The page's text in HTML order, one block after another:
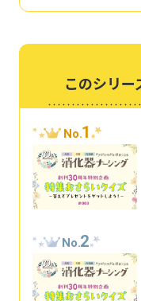
このシリ
No.1
No.2